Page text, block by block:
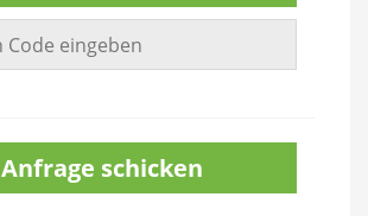
Anfrage schicken